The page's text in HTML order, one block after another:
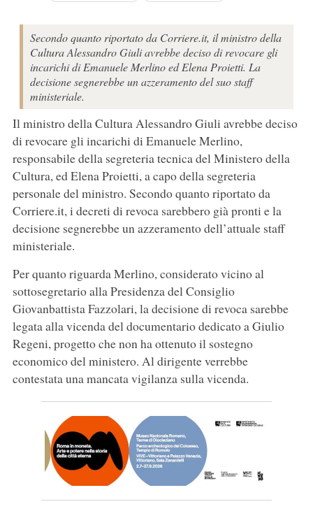
Secondo quanto riportato da Corriere.it, il ministro della
Cultura Alessandro Giuli avrebbe deciso di revocare gli
incarichi di Emanuele Merlino ed Elena Proietti. La
decisione segnerebbe un azzeramento del suo staff
ministeriale.
Il ministro della Cultura Alessandro Giuli avrebbe deciso
di revocare gli incarichi di Emanuele Merlino,
responsabile della segreteria tecnica del Ministero della
Cultura, ed Elena Proietti, a capo della segreteria
personale del ministro. Secondo quanto riportato da
Corriere.it, i decreti di revoca sarebbero già pronti e la
decisione segnerebbe un azzeramento dell’attuale staff
ministeriale.
Per quanto riguarda Merlino, considerato vicino al
sottosegretario alla Presidenza del Consiglio
Giovanbattista Fazzolari, la decisione di revoca sarebbe
legata alla vicenda del documentario dedicato a Giulio
Regeni, progetto che non ha ottenuto il sostegno
economico del ministero. Al dirigente verrebbe
contestata una mancata vigilanza sulla vicenda.